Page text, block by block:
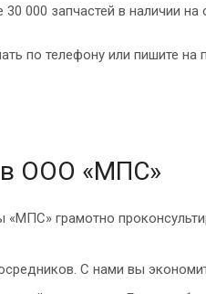
000 запчастей в наличии на
по телефону или пишите на
в ООО «МПС»
грамотно
С нами вы